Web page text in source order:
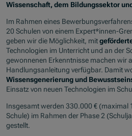
Wissenschaft, dem Bildungssektor
Im Rahmen eines
20 Schulen von einem Expert*innen-
geben wir die Möglichkeit, mit
Technologien im Unterricht und an der
gewonnenen Erkenntnisse machen wir
Handlungsanleitung verfügbar. Damit
Wissensgenerierung und
Einsatz von neuen Technologien im
Insgesamt werden 330.000 € (maximal
Schule) im Rahmen der Phase 2
gestellt.